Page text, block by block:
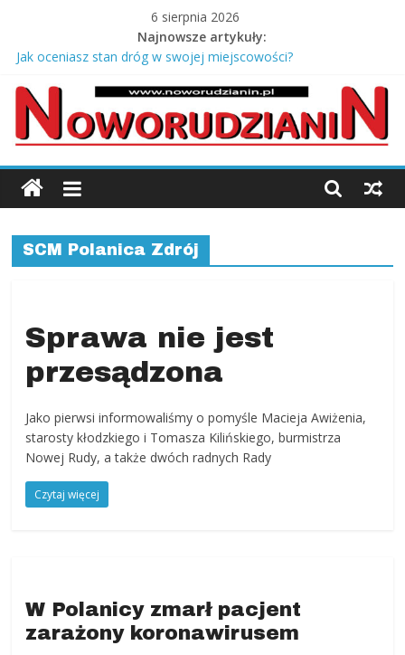
content
6 sierpnia 2026
Najnowsze artykuły:
Jak oceniasz stan dróg w swojej miejscowości?
Co zabrać na odbiór mieszkania od dewelopera?
Srebrne łańcuszki męskie pancerka – ponadczasowy styl i
męska elegancja
Noworudzianin.pl
Ruda,
Radków
Ścinawka,
Jugów,
ziemia
kłodzka,
powiat
kłodzki,
Góry
Sowie,
Dolny
kulturalne,
sport,
SCM Polanica Zdrój
Sprawa nie jest
przesądzona
Jako pierwsi informowaliśmy o pomyśle Macieja Awiżenia,
starosty kłodzkiego i Tomasza Kilińskiego, burmistrza
Nowej Rudy, a także dwóch radnych Rady
Czytaj więcej
W Polanicy zmarł pacjent
zarażony koronawirusem